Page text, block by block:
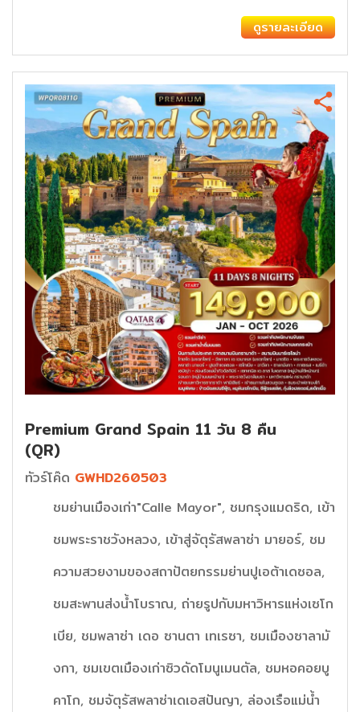
ดูรายละเอียด
Premium Grand Spain 11 วัน 8 คืน
(QR)
ทัวร์โค๊ด GWHD260503
ชมย่านเมืองเก่า"Calle Mayor", ชมกรุงแมดริด, เข้า
ชมพระราชวังหลวง, เข้าสู่จัตุรัสพลาซ่า มายอร์, ชม
ความสวยงามของสถาปัตยกรรมย่านปูเอต้าเดซอล,
ชมสะพานส่งน้ำโบราณ, ถ่ายรูปกับมหาวิหารแห่งเซโก
เบีย, ชมพลาซ่า เดอ ซานตา เทเรซา, ชมเมืองซาลามั
งกา, ชมเขตเมืองเก่าซิวดัดโมนูเมนตัล, ชมหอคอยบู
คาโก, ชมจัตุรัสพลาซ่าเดเอสปันญา, ล่องเรือแม่น้ำ